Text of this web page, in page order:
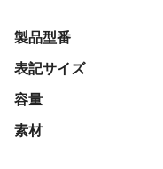
製品型番
表記サイズ
容量
素材